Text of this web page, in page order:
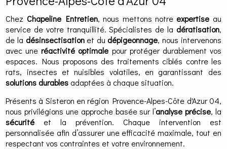
Chez Chapeline Entretien, nous mettons notreexpertise au
service de votre tranquillité. Spécialistes de la dératisation,
de la désinsectisationet dudépigeonnage, nous intervenons
avec uneréactivité optimale pour protéger durablement vos
espaces. Nous proposons des traitements ciblés contre les
rats, insectes et nuisibles volatiles, en garantissant des
solutions durables adaptées à chaque situation.
Présents à Sisteron en région Provence-Alpes-Côte d'Azur 04,
nous privilégions une approche basée sur l’analyse précise, la
sécurité et la prévention. Chaque intervention est
personnalisée afin d’assurer une efficacité maximale, tout en
respectant vos contraintes et votre environnement.